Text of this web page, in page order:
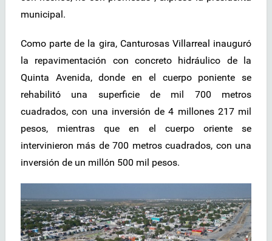
municipal.
Como parte de la gira, Canturosas Villarreal inauguró
la repavimentación con concreto hidráulico de la
Quinta Avenida, donde en el cuerpo poniente se
rehabilitó una superficie de mil 700 metros
cuadrados, con una inversión de 4 millones 217 mil
pesos, mientras que en el cuerpo oriente se
intervinieron más de 700 metros cuadrados, con una
inversión de un millón 500 mil pesos.